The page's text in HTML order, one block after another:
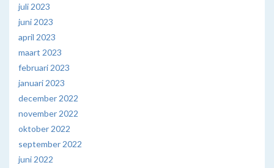
juli 2023
juni 2023
april 2023
maart 2023
februari 2023
januari 2023
december 2022
november 2022
oktober 2022
september 2022
juni 2022